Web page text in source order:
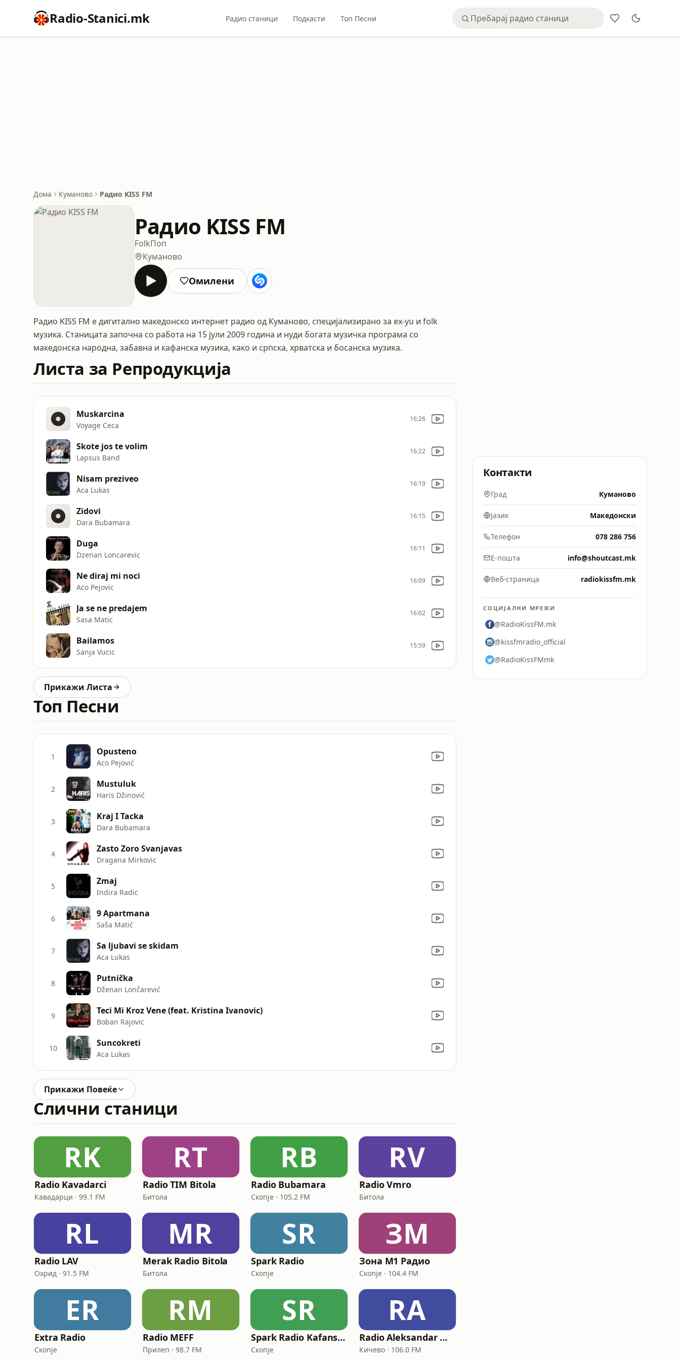
Radio-Stanici.mk Радио станици Подкасти Топ Песни
Дома Куманово Радио KISS FM
Радио KISS FM
FolkПоп
Куманово
Омилени
Радио KISS FM е дигитално македонско интернет радио од Куманово, специјализирано за ex-yu и folk
музика. Станицата започна со работа на 15 јули 2009 година и нуди богата музичка програма со
македонска народна, забавна и кафанска музика, како и српска, хрватска и босанска музика.
Листа за Репродукција
Muskarcina
Voyage Ceca
16:26
Skote jos te volim
Lapsus Band
16:22
Nisam preziveo
Aca Lukas
16:19
Zidovi
Dara Bubamara
16:15
Duga
Dzenan Loncarevic
16:11
Ne diraj mi noci
Aco Pejovic
16:09
Ja se ne predajem
Sasa Matic
16:02
Bailamos
Sanja Vucic
15:59
Прикажи Листа
Топ Песни
1 Opusteno
Aco Pejović
2 Mustuluk
Haris Džinović
3 Kraj I Tacka
Dara Bubamara
4 Zasto Zoro Svanjavas
Dragana Mirkovic
5 Zmaj
Indira Radic
6 9 Apartmana
Saša Matić
7 Sa ljubavi se skidam
Aca Lukas
8 Putnička
Dženan Lončarević
9 Teci Mi Kroz Vene (feat. Kristina Ivanovic)
Boban Rajovic
10 Suncokreti
Aca Lukas
Прикажи Повеќе
Слични станици
RK
Radio Kavadarci
Кавадарци · 99.1 FM
RT
Radio TIM Bitola
Битола
RB
Radio Bubamara
Скопје · 105.2 FM
RV
Radio Vmro
Битола
RL
Radio LAV
Охрид · 91.5 FM
MR
Merak Radio Bitola
Битола
SR
Spark Radio
Скопје
ЗМ
Зона М1 Радио
Скопје · 104.4 FM
ER
Extra Radio
Скопје
RM
Radio MEFF
Прилеп · 98.7 FM
SR
Spark Radio Kafanska
Скопје
RA
Radio Aleksandar Makedonski
Кичево · 106.0 FM
Контакти
Град Куманово
Јазик Македонски
Телефон 078 286 756
Е-пошта info@shoutcast.mk
Веб-страница radiokissfm.mk
СОЦИЈАЛНИ МРЕЖИ
@RadioKissFM.mk
@kissfmradio_official
@RadioKissFMmk